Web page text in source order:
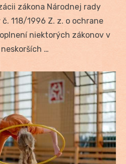
zákona Národnej rady
118/1996 Z. z. o ochrane
niektorých zákonov v
…